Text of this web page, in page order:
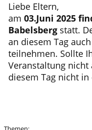
Liebe Eltern,
am 03.Juni 2025
Babelsbergstatt.
an diesem Tag
teilnehmen. Sollte
Veranstaltung nicht
diesem Tag nicht